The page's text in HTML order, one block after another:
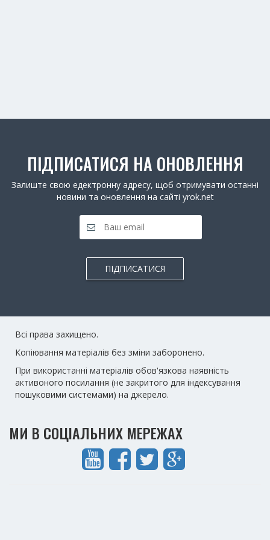
ПІДПИСАТИСЯ НА ОНОВЛЕННЯ
Залиште свою едектронну адресу, щоб отримувати останні
новини та оновлення на сайті yrok.net
ПІДПИСАТИСЯ
Всі права захищено.
Копіювання матеріалів без зміни заборонено.
При використанні матеріалів обов'язкова наявність
активоного посилання (не закритого для індексування
пошуковими системами) на джерело.
МИ В СОЦІАЛЬНИХ МЕРЕЖАХ